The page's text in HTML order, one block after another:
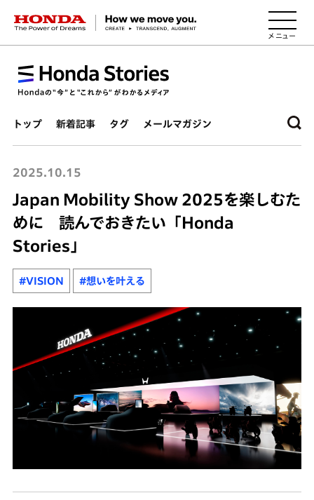
HONDA The Power of Dreams
トップ 新着記事 タグ メールマガジン
2025.10.15
Japan Mobility Show 2025を楽しむた
めに 読んでおきたい「Honda
Stories」
#VISION #想いを叶える